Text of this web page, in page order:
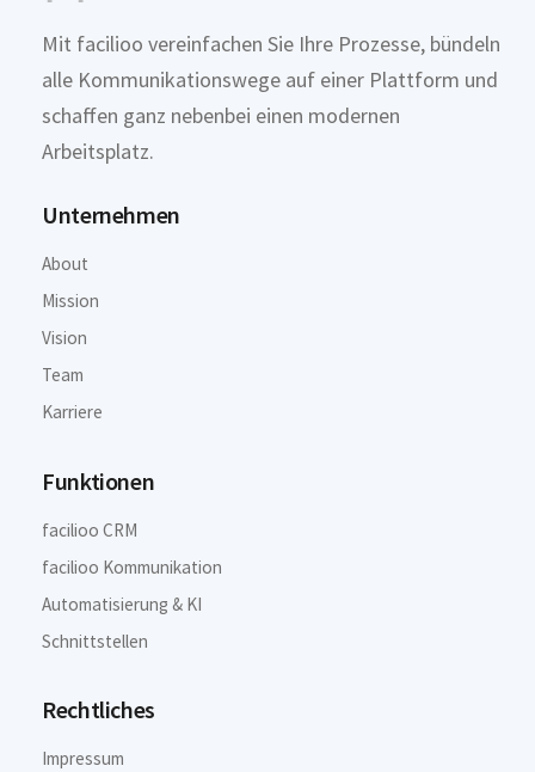
Mit facilioo vereinfachen Sie Ihre Prozesse, bündeln
alle Kommunikationswege auf einer Plattform und
schaffen ganz nebenbei einen modernen
Arbeitsplatz.
Unternehmen
About
Mission
Vision
Team
Karriere
Funktionen
facilioo CRM
facilioo Kommunikation
Automatisierung & KI
Schnittstellen
Rechtliches
Impressum